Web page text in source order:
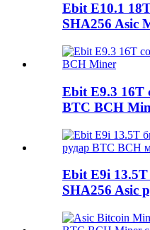
Ebit E10.1
SHA256 Asic
Ebit E9.3 16T
BTC BCH
Ebit E9i
SHA256 Asic